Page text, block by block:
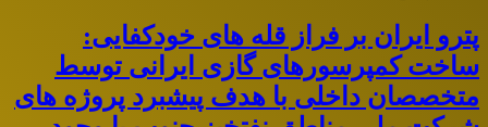
پترو ایران بر فراز قله های خودکفایی:
ساخت کمپرسورهای گازی ایرانی توسط
متخصصان داخلی با هدف پیشبرد پروژه های